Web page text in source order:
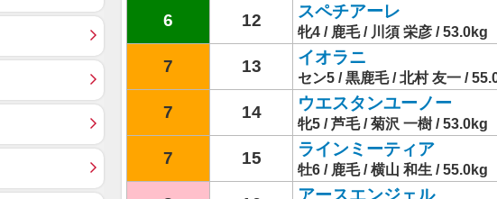
6 12 スペチアーレ
牝4 / 鹿毛 / 川須 栄彦 / 53.0kg
7 13 イオラニ
セン5 / 黒鹿毛 / 北村 友一 /
7 14 ウエスタンユーノー
牝5 / 芦毛 / 菊沢 一樹 / 53.0kg
7 15 ラインミーティア
牡6 / 鹿毛 / 横山 和生 / 55.0kg
アースエンジェル